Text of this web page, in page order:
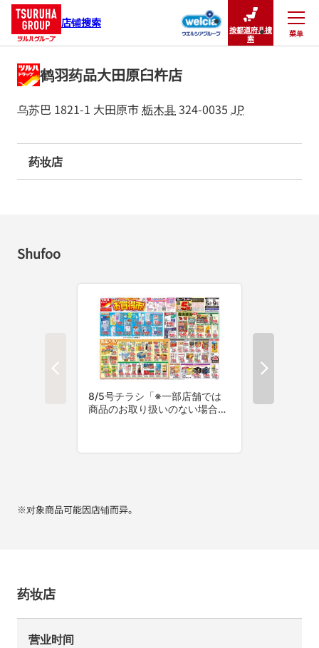
店铺搜索
按都道府县搜
索
菜单
关闭
鹤羽药品大田原臼杵店
乌苏巴 1821-1 大田原市栃木县324-0035 JP
药妆店
Shufoo
※对象商品可能因店铺而异。
药妆店
营业时间